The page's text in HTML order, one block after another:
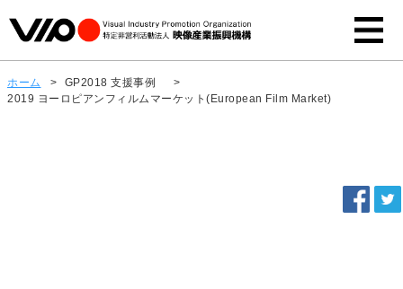
ホーム > GP2018 支援事例
>
2019 ヨーロピアンフィルムマーケット(European Film Market)